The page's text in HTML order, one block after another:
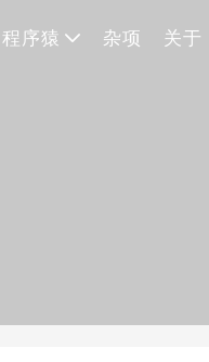
程序猿 杂项 关于